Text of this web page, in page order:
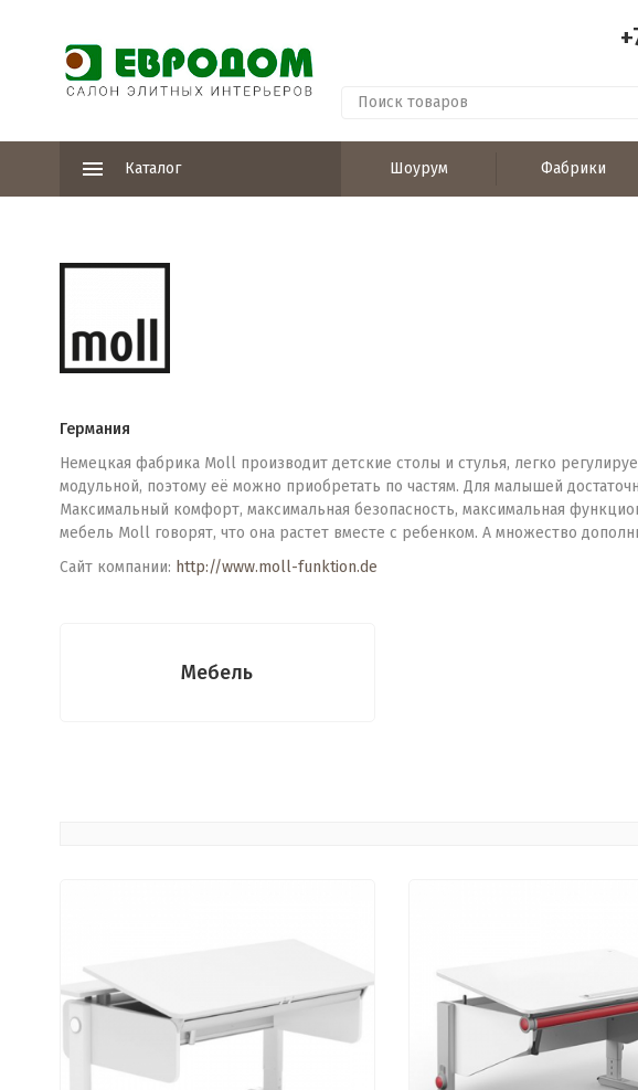
Каталог Шоурум Фабрики
Германия
Немецкая фабрика Moll производит детские столы и стулья, легко
модульной, поэтому её можно приобретать по частям. Для малышей
Максимальный комфорт, максимальная безопасность, максимальная
мебель Moll говорят, что она растет вместе с ребенком. А множество
Сайт компании: http://www.moll-funktion.de
Мебель